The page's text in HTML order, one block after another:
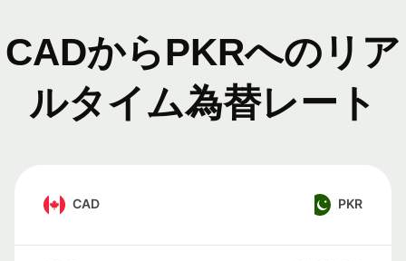
CADからPKRへのリア
ルタイム為替レート
CAD PKR